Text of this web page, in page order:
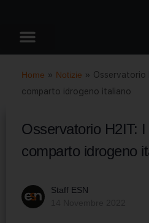
Home » Notizie » Osservatorio
comparto idrogeno italiano
Osservatorio H2IT:
comparto idrogeno
Staff ESN